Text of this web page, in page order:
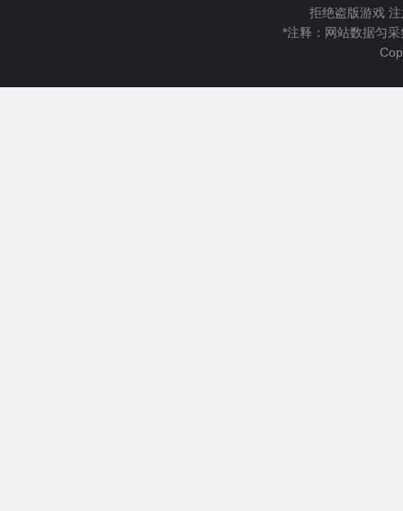
拒绝盗版游戏
*注释：网站数据匀